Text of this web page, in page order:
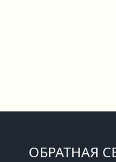
ОБРАТНАЯ